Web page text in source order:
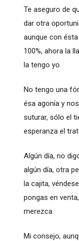
Te aseguro de
dar otra
aunque con
100%, ahora la
la tengo yo.
No tengo una
ésa agonía y
suturar, sólo el
esperanza el
Algún día, no
algún día, otra
la cajita,
pongas en
merezca.
Mi consejo,